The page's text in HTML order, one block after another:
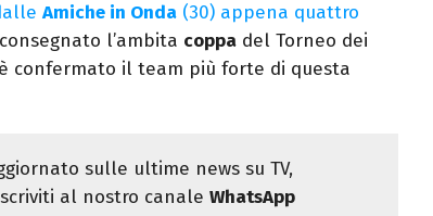
Amiche in Onda (30) appena quattro
l’ambita coppa del Torneo dei
confermato il team più forte di questa
sulle ultime news su TV,
al nostro canaleWhatsApp